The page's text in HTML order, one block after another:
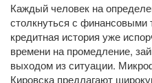
Каждый человек на
столкнуться с финансовыми
кредитная история уже
времени на промедление,
выходом из ситуации.
Кировска предлагают